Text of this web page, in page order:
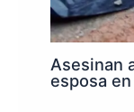
Asesinan
esposa